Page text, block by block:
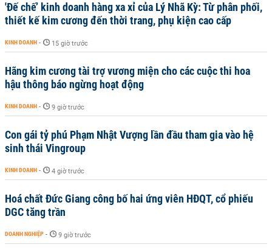
'Đế chế’ kinh doanh hàng xa xỉ của Lý Nhã Kỳ: Từ phân phối,
thiết kế kim cương đến thời trang, phụ kiện cao cấp
KINH DOANH - 15 giờ trước
Hãng kim cương tài trợ vương miện cho các cuộc thi hoa
hậu thông báo ngừng hoạt động
KINH DOANH - 9 giờ trước
Con gái tỷ phú Phạm Nhật Vượng lần đầu tham gia vào hệ
sinh thái Vingroup
KINH DOANH - 4 giờ trước
Hoá chất Đức Giang công bố hai ứng viên HĐQT, cổ phiếu
DGC tăng trần
DOANH NGHIỆP - 9 giờ trước